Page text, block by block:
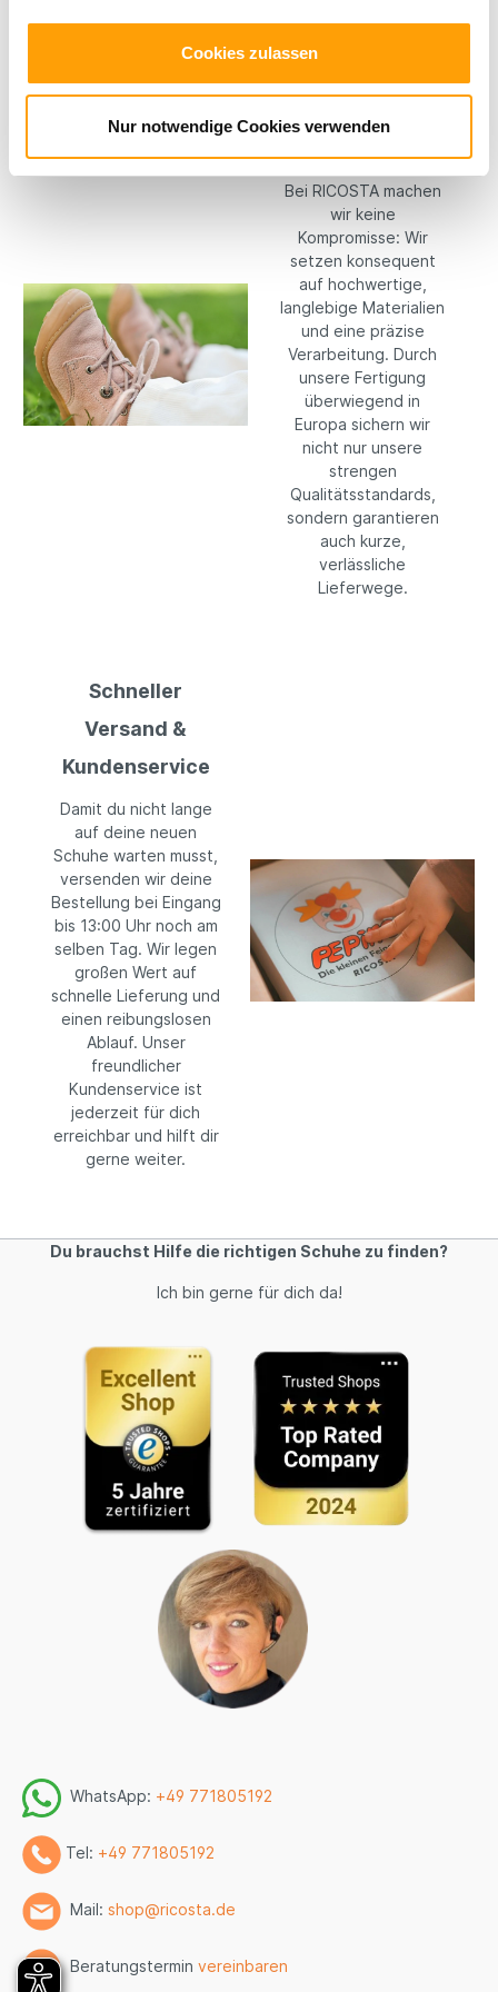
Cookies zulassen
Nur notwendige Cookies verwenden
Bei RICOSTA machen
wir keine
Kompromisse: Wir
setzen konsequent
auf hochwertige,
langlebige Materialien
und eine präzise
Verarbeitung. Durch
unsere Fertigung
überwiegend in
Europa sichern wir
nicht nur unsere
strengen
Qualitätsstandards,
sondern garantieren
auch kurze,
verlässliche
Lieferwege.
Schneller
Versand &
Kundenservice
Damit du nicht lange
auf deine neuen
Schuhe warten musst,
versenden wir deine
Bestellung bei Eingang
bis 13:00 Uhr noch am
selben Tag. Wir legen
großen Wert auf
schnelle Lieferung und
einen reibungslosen
Ablauf. Unser
freundlicher
Kundenservice ist
jederzeit für dich
erreichbar und hilft dir
gerne weiter.
Du brauchst Hilfe die richtigen Schuhe zu finden?
Ich bin gerne für dich da!
WhatsApp: +49 771805192
Tel: +49 771805192
Mail: shop@ricosta.de
Beratungstermin vereinbaren